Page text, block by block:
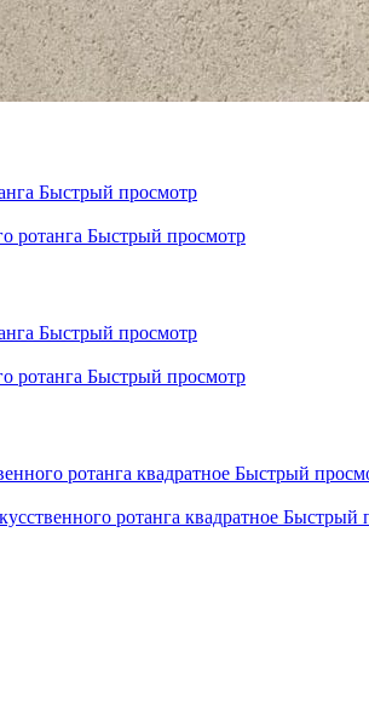
Быстрый просмотр
Быстрый просмотр
Быстрый просмотр
Быстрый просмотр
Быстрый
Быстрый